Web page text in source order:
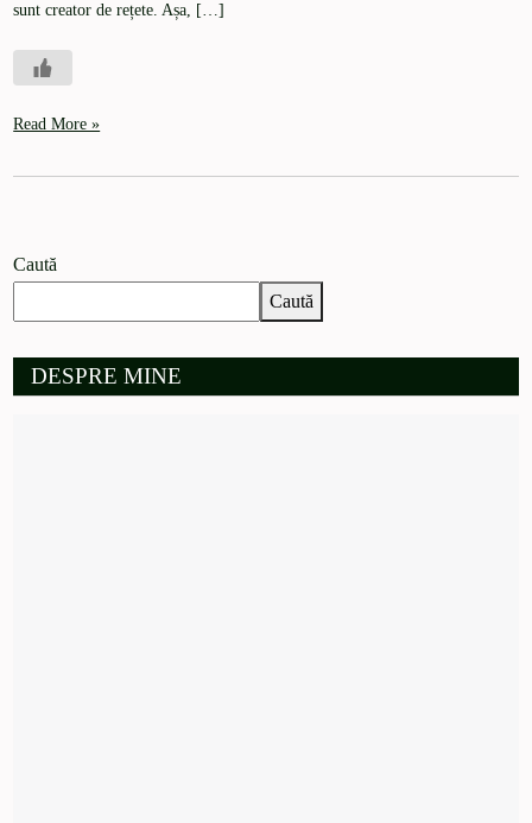
sunt creator de rețete. Așa, […]
Read More »
Caută
Caută
DESPRE MINE